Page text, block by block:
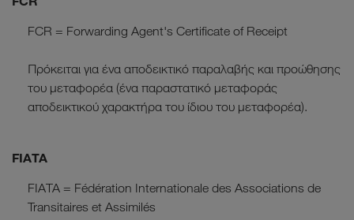
FCR = Forwarding Agent's Certificate of Receipt
Πρόκειται για ένα αποδεικτικό παραλαβής και προώθησης
του μεταφορέα (ένα παραστατικό μεταφοράς
αποδεικτικού χαρακτήρα του ίδιου του μεταφορέα).
FIATA
FIATA = Fédération Internationale des Associations de
Transitaires et Assimilés